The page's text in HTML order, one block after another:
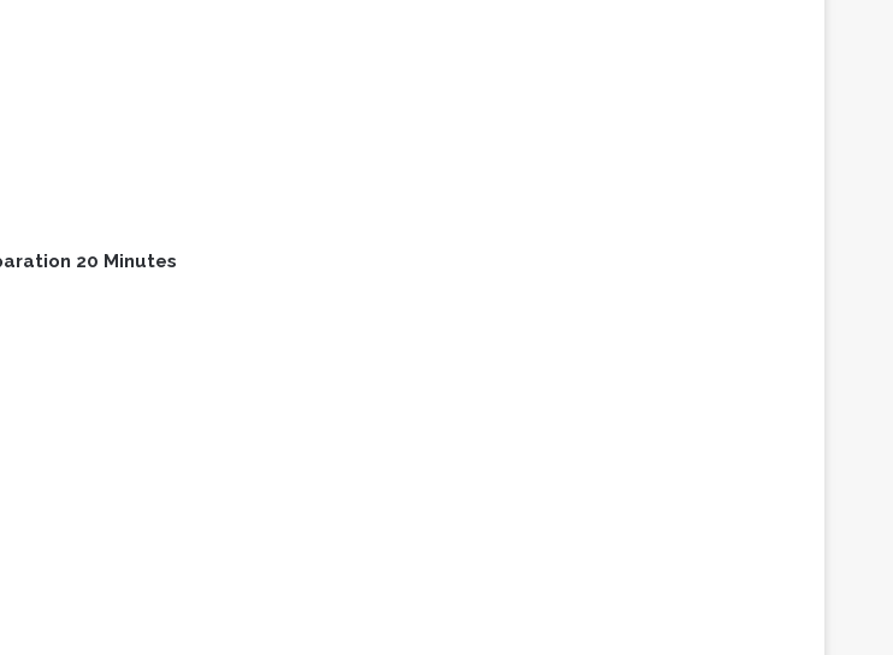
20 Minutes